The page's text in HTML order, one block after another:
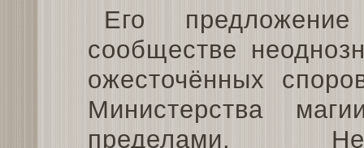
Его
сообществе
ожесточённых
Министерства
пределами.